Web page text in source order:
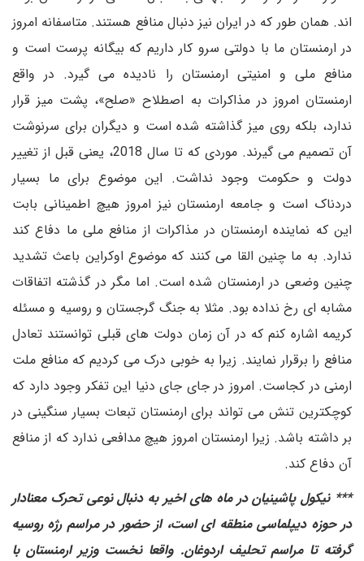
اند. همان طور که در ایران نیز دنبال منافع هستند. متاسفانه امروز
در ارمنستان ما با دولتی سرو کار داریم که بیگانه پرست است و
منافع ملی و امنیتی ارمنستان را نادیده می گیرد. در واقع
ارمنستان امروز در مذاکرات به اصطلاح «صلح»، پشت میز قرار
ندارد، بلکه روی میز گذاشته شده است و دیگران برای سرنوشت
آن تصمیم می گیرند. موردی که تا سال 2018، یعنی قبل از تغییر
دولت و حکومت وجود نداشت. این موضوع برای ما بسیار
دردناک است و جامعه ارمنستان نیز امروز هیچ اطمینانی بابت
این که نماینده ارمنستان در مذاکرات از منافع ملی ما دفاع کند
ندارد. به ما چنین القا می کنند که موضوع اوکراین باعث تشدید
چنین وضعی در ارمنستان شده است. اما مگر در گذشته اتفاقات
مشابه ای رخ نداده بود. مثلا به جنگ گرجستان و روسیه و مسئله
کریمه اشاره کنم که در آن زمان دولت های قبلی توانستند تعادل
منافع را برقرار نمایند. زیرا به خوبی درک می کردیم که منافع ملت
ارمنی در کجاست. امروز در جای جای دنیا این تفکر وجود دارد که
کوچکترین تنش می تواند برای ارمنستان تبعات بسیار سنگینی در
بر داشته باشد. زیرا ارمنستان امروز هیچ مدافعی ندارد که از منافع
آن دفاع کند.
*** نیکول پاشینیان در ماه های اخیر به دنبال نوعی تحرک معنادار
در حوزه دیپلماسی منطقه ای است، از حضور در مراسم رژه روسیه
گرفته تا مراسم تحلیف اردوغان. واقعا نخست وزیر ارمنستان با